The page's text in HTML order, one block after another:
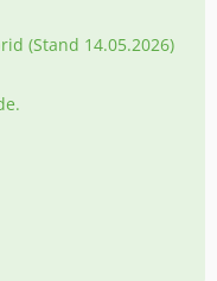
(Stand 14.05.2026)